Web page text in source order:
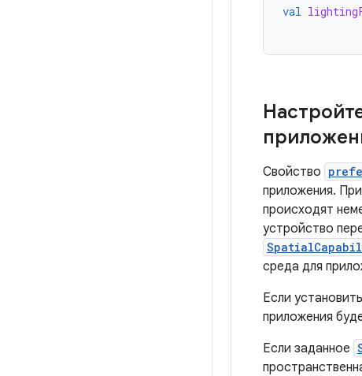
val
Свойство
приложения.
происходят
устройство
среда для
Если
приложения
Если заданное